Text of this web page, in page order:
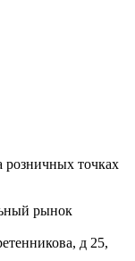
точках
рынок
д 25,